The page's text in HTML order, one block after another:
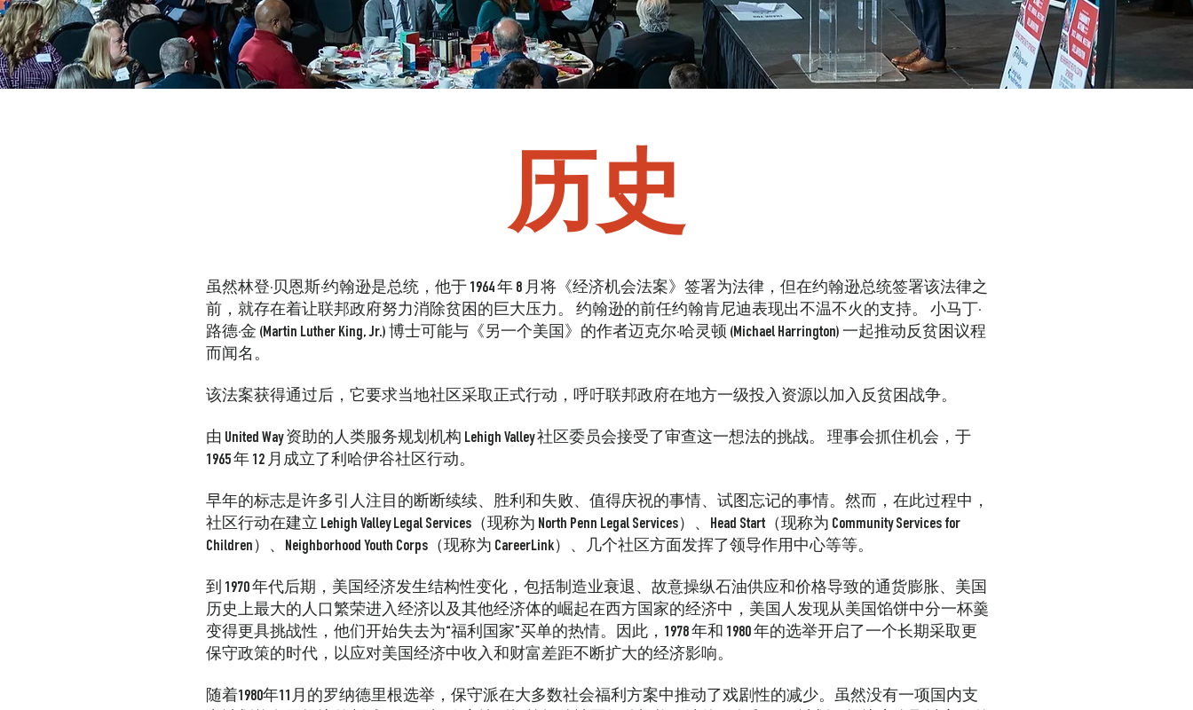
历史
虽然林登·贝恩斯·约翰逊是总统，他于 1964 年 8 月将《经济机会法案》签署为法律，但在约翰逊总统签署该法律之
前，就存在着让联邦政府努力消除贫困的巨大压力。
约翰逊的前任约翰肯尼迪表现出不温不火的支持。
小马丁·
路德·金 (Martin Luther King, Jr.) 博士可能与《另一个美国》的作者迈克尔·哈灵顿 (Michael Harrington) 一起推动反贫困议程
而闻名。
该法案获得通过后，它要求当地社区采取正式行动，呼吁联邦政府在地方一级投入资源以加入反贫困战争。
由 United Way 资助的人类服务规划机构 Lehigh Valley 社区委员会接受了审查这一想法的挑战。
理事会抓住机会，于
1965 年 12 月成立了利哈伊谷社区行动。
早年的标志是许多引人注目的断断续续、胜利和失败、值得庆祝的事情、试图忘记的事情。然而，在此过程中，
社区行动在建立 Lehigh Valley Legal Services（现称为 North Penn Legal Services）、Head Start（现称为 Community Services for
Children）、Neighborhood Youth Corps（现称为 CareerLink）、几个社区方面发挥了领导作用中心等等。
到 1970 年代后期，美国经济发生结构性变化，包括制造业衰退、故意操纵石油供应和价格导致的通货膨胀、美国
历史上最大的人口繁荣进入经济以及其他经济体的崛起在西方国家的经济中，美国人发现从美国馅饼中分一杯羹
变得更具挑战性，他们开始失去为“福利国家”买单的热情。因此，1978 年和 1980 年的选举开启了一个长期采取更
保守政策的时代，以应对美国经济中收入和财富差距不断扩大的经济影响。
随着1980年11月的罗纳德里根选举，保守派在大多数社会福利方案中推动了戏剧性的减少。虽然没有一项国内支